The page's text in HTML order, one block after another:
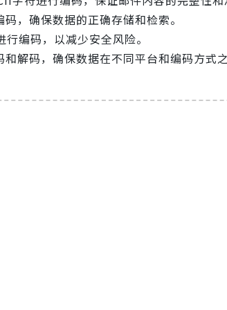
，确保数据的正确存储和检索。
编码，以减少安全风险。
解码，确保数据在不同平台和编码方式